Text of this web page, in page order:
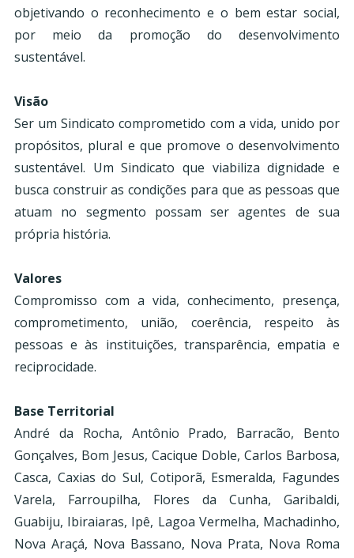
objetivando o reconhecimento e o bem estar social,
por meio da promoção do desenvolvimento
sustentável.
Visão
Ser um Sindicato comprometido com a vida, unido por
propósitos, plural e que promove o desenvolvimento
sustentável. Um Sindicato que viabiliza dignidade e
busca construir as condições para que as pessoas que
atuam no segmento possam ser agentes de sua
própria história.
Valores
Compromisso com a vida, conhecimento, presença,
comprometimento, união, coerência, respeito às
pessoas e às instituições, transparência, empatia e
reciprocidade.
Base Territorial
André da Rocha, Antônio Prado, Barracão, Bento
Gonçalves, Bom Jesus, Cacique Doble, Carlos Barbosa,
Casca, Caxias do Sul, Cotiporã, Esmeralda, Fagundes
Varela, Farroupilha, Flores da Cunha, Garibaldi,
Guabiju, Ibiraiaras, Ipê, Lagoa Vermelha, Machadinho,
Nova Araçá, Nova Bassano, Nova Prata, Nova Roma